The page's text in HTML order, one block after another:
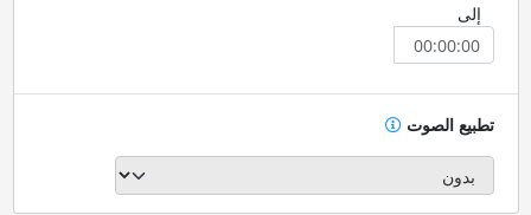
إلى
تطبيع الصوت